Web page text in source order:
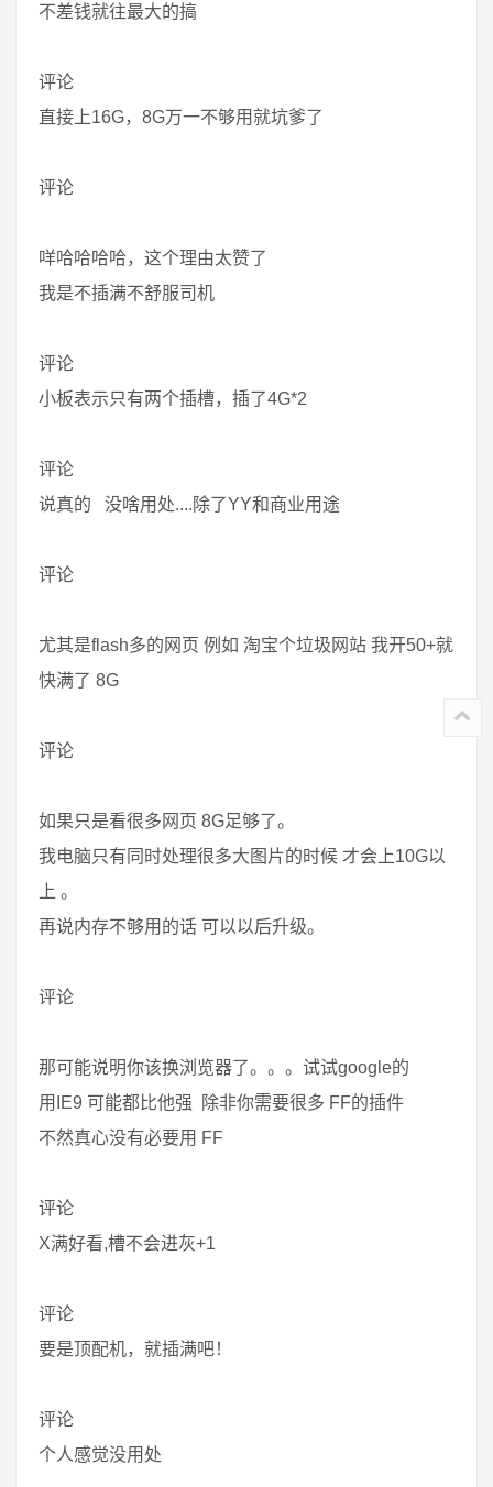
不差钱就往最大的搞
评论
直接上16G，8G万一不够用就坑爹了
评论
咩哈哈哈哈，这个理由太赞了
我是不插满不舒服司机
评论
小板表示只有两个插槽，插了4G*2
评论
说真的 没啥用处....除了YY和商业用途
评论
尤其是flash多的网页 例如 淘宝个垃圾网站 我开50+就
快满了 8G
评论
如果只是看很多网页 8G足够了。
我电脑只有同时处理很多大图片的时候 才会上10G以
上 。
再说内存不够用的话 可以以后升级。
评论
那可能说明你该换浏览器了。。。试试google的
用IE9 可能都比他强 除非你需要很多 FF的插件
不然真心没有必要用 FF
评论
X满好看,槽不会进灰+1
评论
要是顶配机，就插满吧！
评论
个人感觉没用处